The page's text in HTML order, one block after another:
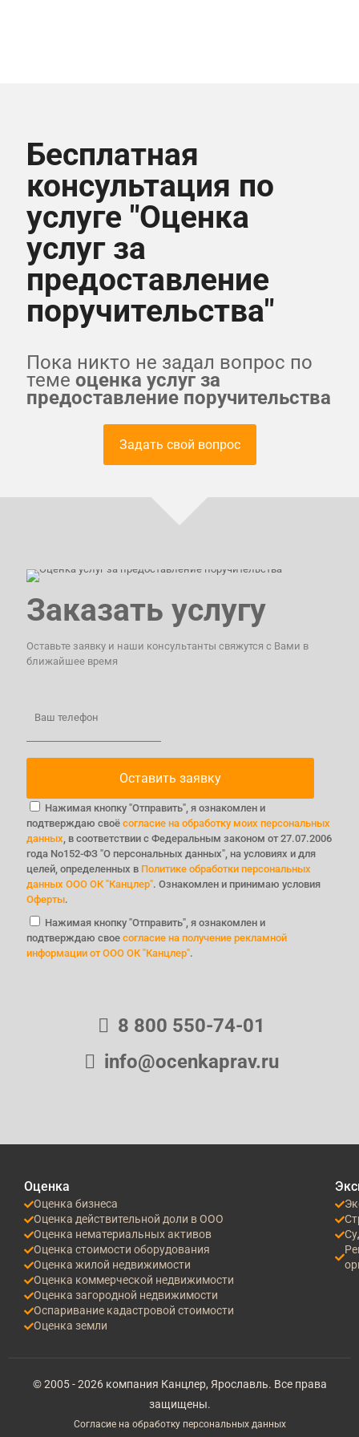
Бесплатная
консультация по
услуге "Оценка
услуг за
предоставление
поручительства"
Пока никто не задал вопрос по
теме оценка услуг за
предоставление поручительства
Задать свой вопрос
Заказать услугу
Оставьте заявку и наши консультанты свяжутся с Вами в
ближайшее время
Ваш телефон
Нажимая кнопку "Отправить", я ознакомлен и
подтверждаю своё согласие на обработку моих персональных
данных , в соответствии с Федеральным законом от 27.07.2006
года No152-ФЗ "О персональных данных", на условиях и для
целей, определенных в Политике обработки персональных
данных ООО ОК "Канцлер". Ознакомлен и принимаю условия
Оферты.
Нажимая кнопку "Отправить", я ознакомлен и
подтверждаю свое согласие на получение рекламной
информации от ООО ОК "Канцлер".
8 800 550-74-01
info@ocenkaprav.ru
Оценка
Оценка бизнеса
Оценка действительной доли в ООО
Оценка нематериальных активов
Оценка стоимости оборудования
Оценка жилой недвижимости
Оценка коммерческой недвижимости
Оценка загородной недвижимости
Оспаривание кадастровой стоимости
Оценка земли
© 2005 - 2026 компания Канцлер, Ярославль. Все права
защищены.
Согласие на обработку персональных данных